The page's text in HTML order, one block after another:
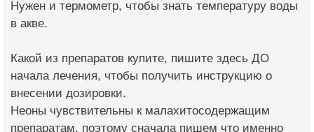
Нужен и термометр, чтобы знать температуру воды
в акве.
Какой из препаратов купите, пишите здесь ДО
начала лечения, чтобы получить инструкцию о
внесении дозировки.
Неоны чувствительны к малахитосодержащим
препаратам, поэтому сначала пишем что именно